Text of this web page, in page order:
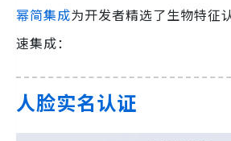
幂简集成为开发者精选了生物特征
速集成：
人脸实名认证